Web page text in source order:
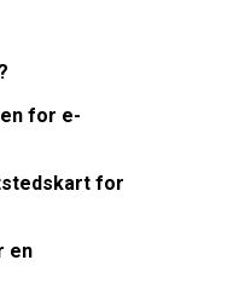
for e-
for
en